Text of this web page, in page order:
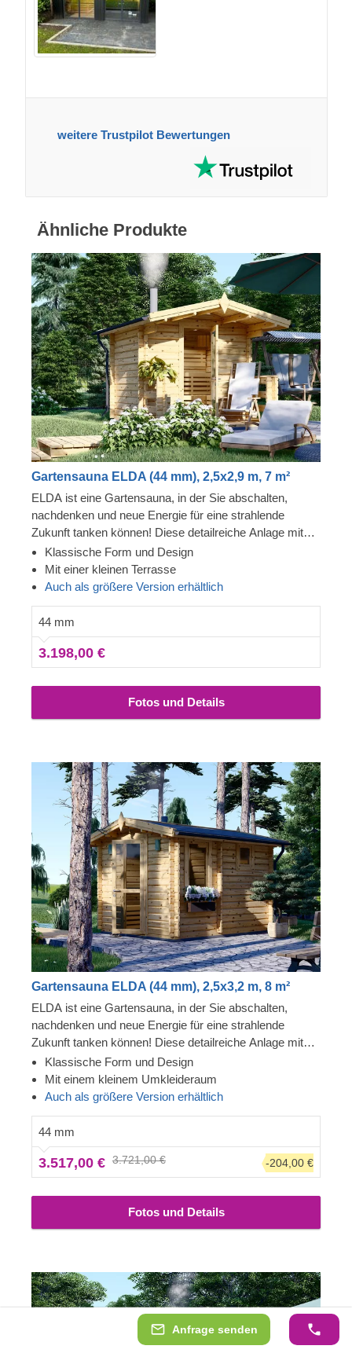
weitere Trustpilot Bewertungen
Anfrage senden
Ähnliche Produkte
Gartensauna ELDA (44 mm), 2,5x2,9 m, 7 m²
ELDA ist eine Gartensauna, in der Sie abschalten,
nachdenken und neue Energie für eine strahlende
Zukunft tanken können! Diese detailreiche Anlage mit
schönem Spitzdach ist gemütlich und komfortabel und
verfügt über 3 Reihen von Bänken, zwischen denen Sie
wählen können. Die Terrasse mit Dachüberstand
zusätzlichen Raum zum Entspannen schafft und einen
erfrischenden und angenehmen Übergang von einem
Wohnbereich zum anderen.
Klassische Form und Design
Mit einer kleinen Terrasse
Auch als größere Version erhältlich
44 mm
3.198,00 €
Fotos und Details
Gartensauna ELDA (44 mm), 2,5x3,2 m, 8 m²
ELDA ist eine Gartensauna, in der Sie abschalten,
nachdenken und neue Energie für eine strahlende
Zukunft tanken können! Diese detailreiche Anlage mit
schönem Spitzdach ist gemütlich und komfortabel,
außerdem können Sie sich in der Umkleidekabine mit
mehreren Bänken auf den Saunagang vorbereiten. Die
auf schöne Momente mit bester Stimmung!
Klassische Form und Design
Mit einem kleinem Umkleideraum
Auch als größere Version erhältlich
44 mm
3.517,00 € 3.721,00 € -204,00 €
Fotos und Details